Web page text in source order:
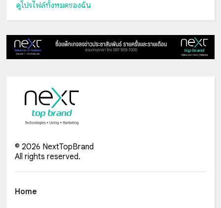
ดูโปรไฟล์ทั้งหมดของฉัน
© 2026 NextTopBrand
All rights reserved.
Home